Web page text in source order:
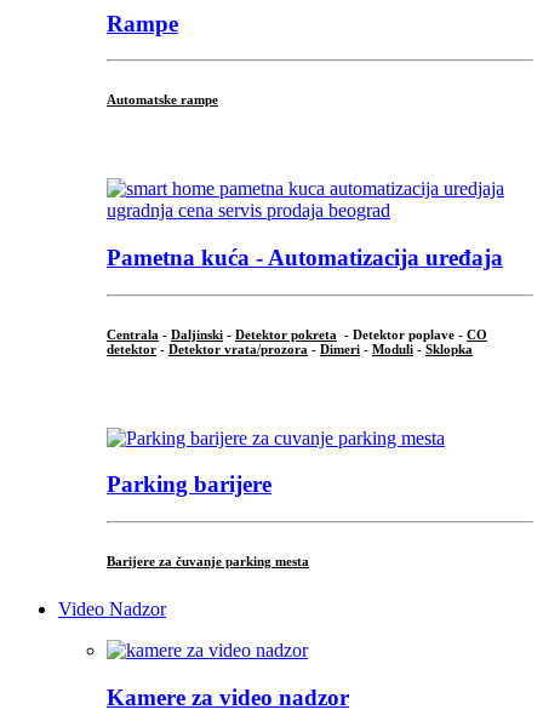
Rampe
Automatske rampe
Pametna kuća - Automatizacija uređaja
Centrala - Daljinski - Detektor pokreta - Detektor poplave - CO
detektor - Detektor vrata/prozora - Dimeri - Moduli - Sklopka
Parking barijere
Barijere za čuvanje parking mesta
Video Nadzor
Kamere za video nadzor